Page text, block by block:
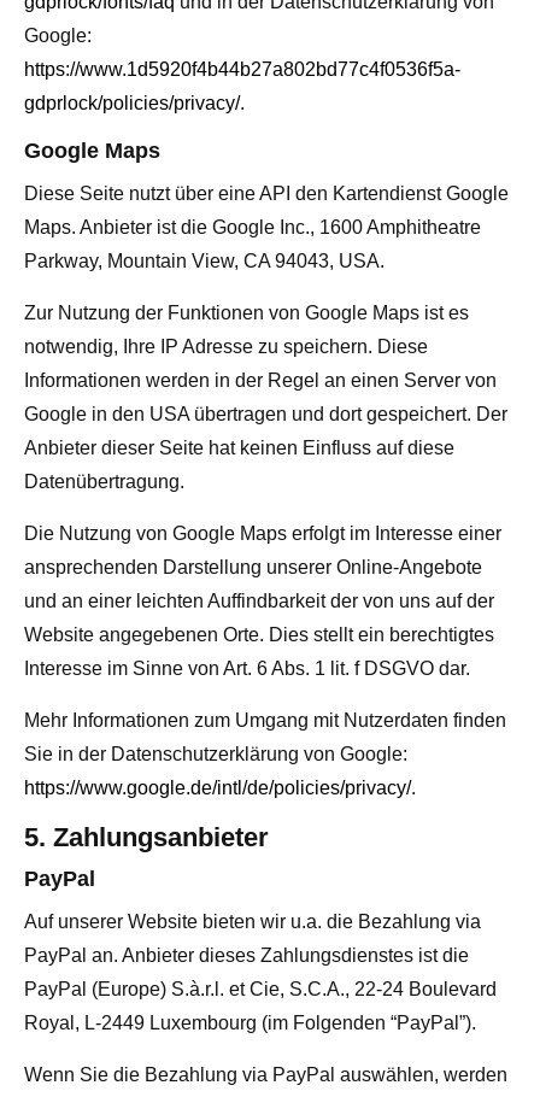
Google:
https://www.1d5920f4b44b27a802bd77c4f0536f5a-
gdprlock/policies/privacy/.
Google Maps
Diese Seite nutzt über eine API den Kartendienst Google
Maps. Anbieter ist die Google Inc., 1600 Amphitheatre
Parkway, Mountain View, CA 94043, USA.
Zur Nutzung der Funktionen von Google Maps ist es
notwendig, Ihre IP Adresse zu speichern. Diese
Informationen werden in der Regel an einen Server von
Google in den USA übertragen und dort gespeichert. Der
Anbieter dieser Seite hat keinen Einfluss auf diese
Datenübertragung.
Die Nutzung von Google Maps erfolgt im Interesse einer
ansprechenden Darstellung unserer Online-Angebote
und an einer leichten Auffindbarkeit der von uns auf der
Website angegebenen Orte. Dies stellt ein berechtigtes
Interesse im Sinne von Art. 6 Abs. 1 lit. f DSGVO dar.
Mehr Informationen zum Umgang mit Nutzerdaten finden
Sie in der Datenschutzerklärung von Google:
https://www.google.de/intl/de/policies/privacy/.
5. Zahlungsanbieter
PayPal
Auf unserer Website bieten wir u.a. die Bezahlung via
PayPal an. Anbieter dieses Zahlungsdienstes ist die
PayPal (Europe) S.à.r.l. et Cie, S.C.A., 22-24 Boulevard
Royal, L-2449 Luxembourg (im Folgenden “PayPal”).
Wenn Sie die Bezahlung via PayPal auswählen, werden